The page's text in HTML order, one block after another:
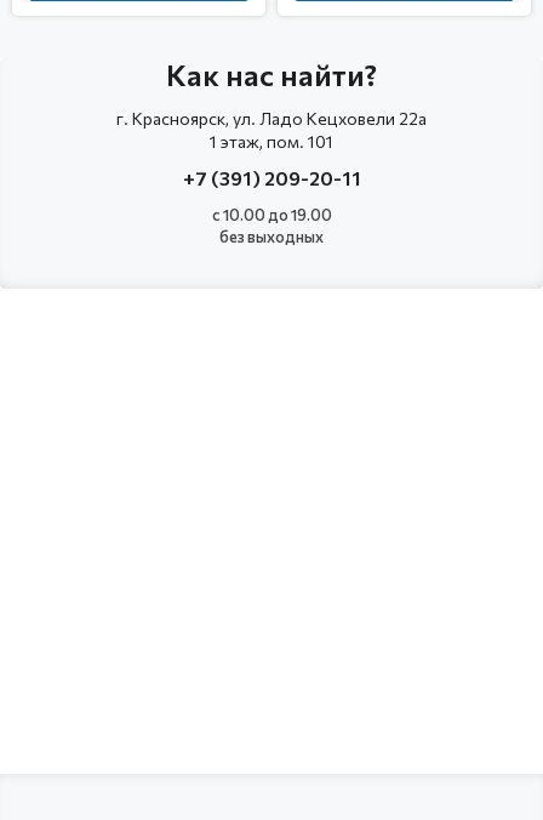
Как нас найти?
г. Красноярск, ул. Ладо Кецховели 22а
1 этаж, пом. 101
+7 (391) 209-20-11
с 10.00 до 19.00
без выходных